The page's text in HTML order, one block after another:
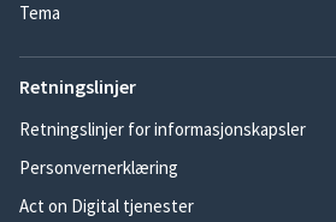
Tema
Retningslinjer
Retningslinjer for informasjonskapsler
Personvernerklæring
Act on Digital tjenester